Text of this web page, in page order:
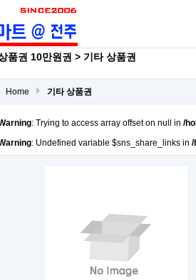
품권 10만원권 > 기타 상품권
Home 기타 상품권
: Trying to access array offset on null in /
: Undefined variable $sns_share_links in /